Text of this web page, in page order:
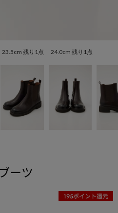
残り1点 24.0cm 残り1点
ーツ
195ポイント還元